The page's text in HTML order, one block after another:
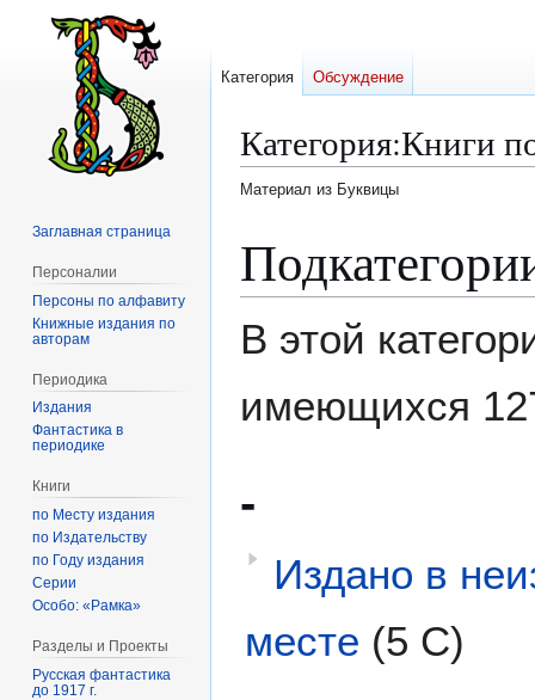
Категория:Книги
Материал из Буквицы
навигации
поиску
В этой
имеющихся
-
Издано в
месте (5 С)
Категория Обсуждение
Заглавная страница
Персоналии
Персоны по алфавиту
Книжные издания по
авторам
Периодика
Издания
Фантастика в
периодике
Книги
по Месту издания
по Издательству
по Году издания
Серии
Особо: «Рамка»
Разделы и Проекты
Русская фантастика
до 1917 г.